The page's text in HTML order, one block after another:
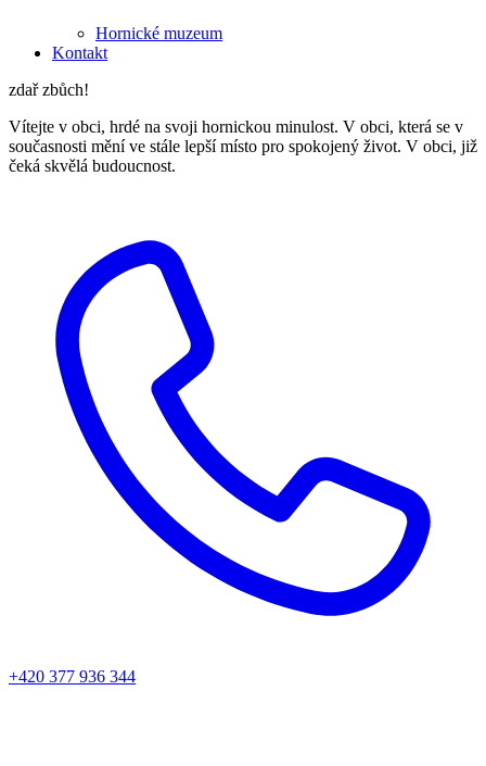
Hornické muzeum
Kontakt
zdař zbůch!
Vítejte v obci, hrdé na svoji hornickou minulost. V obci, která se v
současnosti mění ve stále lepší místo pro spokojený život. V obci, již
čeká skvělá budoucnost.
+420 377 936 344